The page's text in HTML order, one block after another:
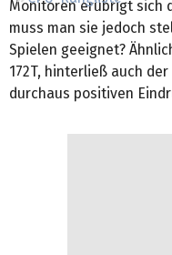
Monitoren erübrigt sich
muss man sie jedoch
Spielen geeignet?
172T, hinterließ auch der
durchaus positiven